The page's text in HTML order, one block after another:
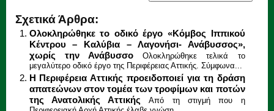
Σχετικά Άρθρα:
Ολοκληρώθηκε το οδικό έργο «Κόμβος Ιππικού
Κέντρου – Καλύβια – Λαγονήσι- Ανάβυσσος»,
χωρίς την Ανάβυσσο
Ολοκληρώθηκε τελικά το
μεγαλύτερο οδικό έργο της Περιφέρειας Αττικής. Σύμφωνα...
Η Περιφέρεια Αττικής προειδοποιεί για τη δράση
απατεώνων στον τομέα των τροφίμων και ποτών
της Ανατολικής Αττικής
Από τη στιγμή που η